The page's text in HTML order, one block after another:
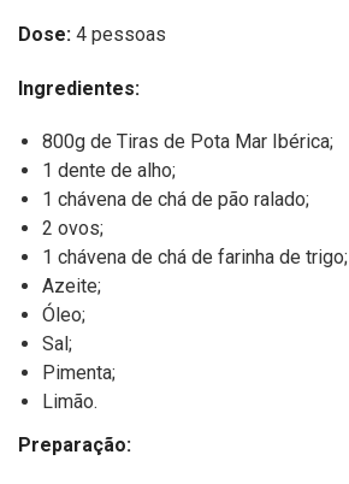
Dose: 4 pessoas
Ingredientes:
800g de Tiras de Pota Mar Ibérica;
1 dente de alho;
1 chávena de chá de pão ralado;
2 ovos;
1 chávena de chá de farinha de trigo;
Azeite;
Óleo;
Sal;
Pimenta;
Limão.
Preparação: